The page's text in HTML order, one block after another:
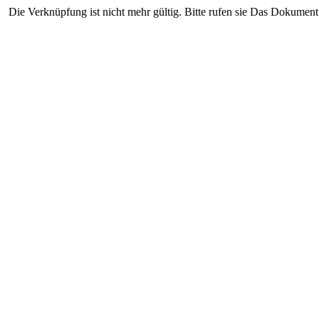
Die Verknüpfung ist nicht mehr gültig. Bitte rufen sie Das Dokument